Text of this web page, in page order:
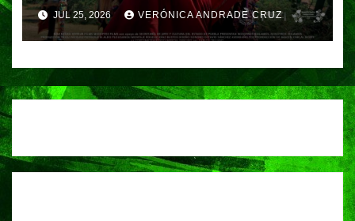
JUL 25, 2026 VERÓNICA ANDRADE CRUZ